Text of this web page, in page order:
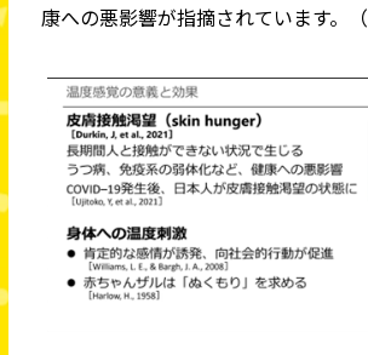
康への悪影響が指摘されています。